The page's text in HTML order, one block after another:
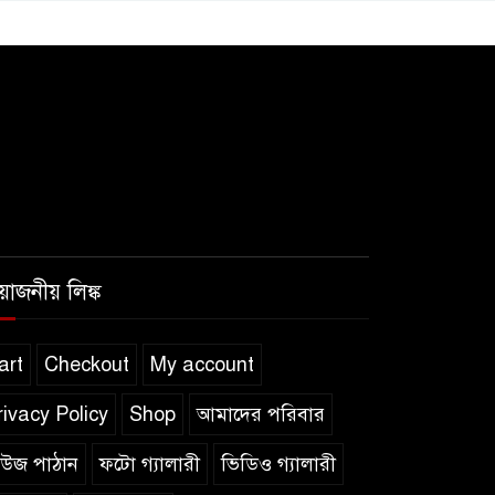
লিঙ্ক
Checkout My account
Policy Shop আমাদের পরিবার
পাঠান ফটো গ্যালারী ভিডিও গ্যালারী